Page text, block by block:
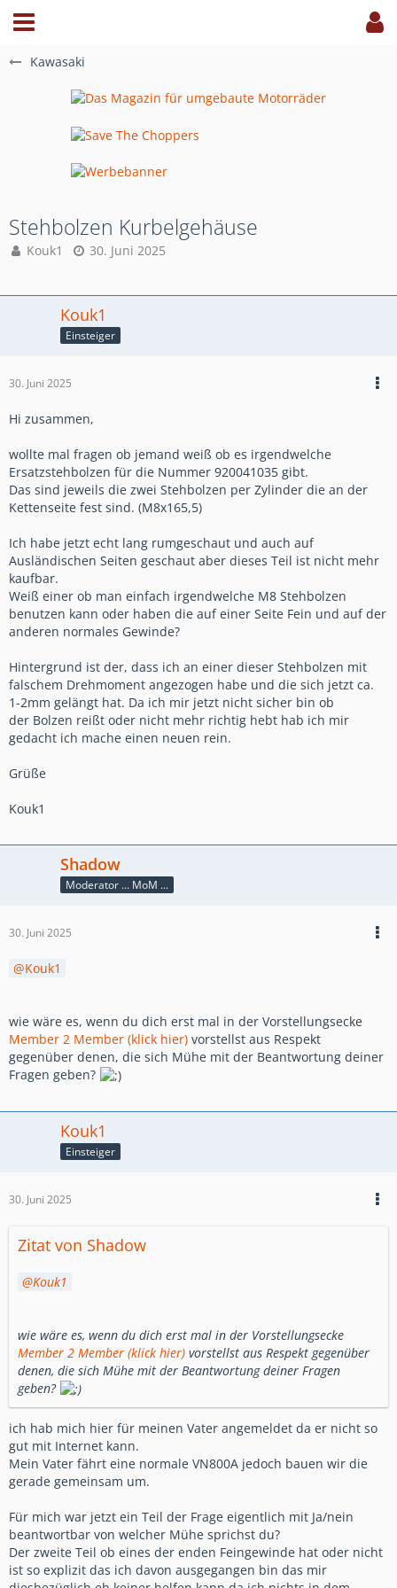
Kawasaki
Stehbolzen Kurbelgehäuse
Kouk1 30. Juni 2025
Kouk1
Einsteiger
30. Juni 2025
Hi zusammen,
wollte mal fragen ob jemand weiß ob es irgendwelche
Ersatzstehbolzen für die Nummer 920041035 gibt.
Das sind jeweils die zwei Stehbolzen per Zylinder die an der
Kettenseite fest sind. (M8x165,5)
Ich habe jetzt echt lang rumgeschaut und auch auf
Ausländischen Seiten geschaut aber dieses Teil ist nicht mehr
kaufbar.
Weiß einer ob man einfach irgendwelche M8 Stehbolzen
benutzen kann oder haben die auf einer Seite Fein und auf der
anderen normales Gewinde?
Hintergrund ist der, dass ich an einer dieser Stehbolzen mit
falschem Drehmoment angezogen habe und die sich jetzt ca.
1-2mm gelängt hat. Da ich mir jetzt nicht sicher bin ob
der Bolzen reißt oder nicht mehr richtig hebt hab ich mir
gedacht ich mache einen neuen rein.
Grüße
Kouk1
Shadow
Moderator ... MoM ...
30. Juni 2025
Kouk1
wie wäre es, wenn du dich erst mal in der Vorstellungsecke
Member 2 Member (klick hier) vorstellst aus Respekt
gegenüber denen, die sich Mühe mit der Beantwortung deiner
Fragen geben?
Kouk1
Einsteiger
30. Juni 2025
Zitat von Shadow
Kouk1
wie wäre es, wenn du dich erst mal in der Vorstellungsecke
Member 2 Member (klick hier) vorstellst aus Respekt gegenüber
denen, die sich Mühe mit der Beantwortung deiner Fragen
geben?
ich hab mich hier für meinen Vater angemeldet da er nicht so
gut mit Internet kann.
Mein Vater fährt eine normale VN800A jedoch bauen wir die
gerade gemeinsam um.
Für mich war jetzt ein Teil der Frage eigentlich mit Ja/nein
beantwortbar von welcher Mühe sprichst du?
Der zweite Teil ob eines der enden Feingewinde hat oder nicht
ist so explizit das ich davon ausgegangen bin das mir